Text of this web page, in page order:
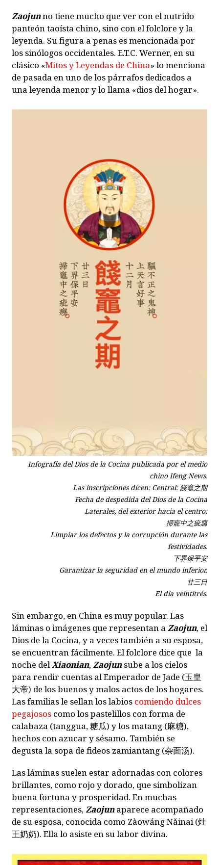
Zaojunno tiene mucho que ver con el nutrido
panteón taoísta chino, sino con el folclore y la
leyenda. Su figura a penas es mencionada por
los sinólogos occidentales. E.T.C. Werner, en su
clásico «Mitos y Leyendas de China» lo menciona
de pasada en uno de los párrafos dedicados a
una leyenda menor y lo llama «dios del hogar».
Infografía del Dios de la Cocina publicada por el medio
chino Ifeng News.
Las inscripciones dicen: Central: 餞竈之期
Fecha de despedida del Dios de la Cocina
Laterales, del exterior hacia el centro:
掃寵中之疵腐
Limpiar los defectos y la corrupción durante las
festividades.
下界保平安
Garantizar la seguridad en el mundo inferior.
廿三日
El día veintitrés.
Sin embargo, en China es muy popular. Las
láminas o imágenes que representan aZaojun, el
Dios de la Cocina, y a veces también a su esposa,
se encuentran fácilmente. El folclore dice que la
noche delXiaonian,Zaojunsube a los cielos
para rendir cuentas al Emperador de Jade (玉皇
大帝) de los buenos y malos actos de los hogares.
Las familias le sellan los labios comiendo dulces
pegajosos como los pastelillos con forma de
calabaza (tanggua, 糖瓜) y los matang (麻糖),
hechos con azucar y sésamo. También se
degusta la sopa de fideos zamiantang (杂面汤).
Las láminas suelen estar adornadas con colores
brillantes, como rojo y dorado, que simbolizan
buena fortuna y prosperidad. En muchas
representaciones,Zaojunaparece acompañado
de su esposa, conocida como Zàowáng Nǎinai (灶
王奶奶). Ella lo asiste en su labor divina.